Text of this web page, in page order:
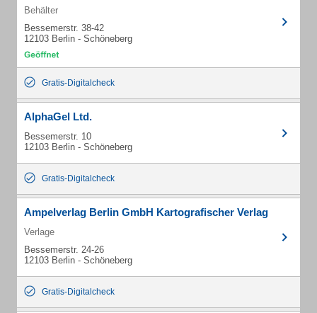
Behälter
Bessemerstr. 38-42
12103 Berlin - Schöneberg
Gratis-Digitalcheck
AlphaGel Ltd.
Bessemerstr. 10
12103 Berlin - Schöneberg
Gratis-Digitalcheck
Ampelverlag Berlin GmbH Kartografischer Verlag
Verlage
Bessemerstr. 24-26
12103 Berlin - Schöneberg
Gratis-Digitalcheck